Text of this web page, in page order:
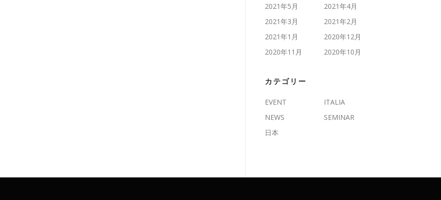
2021年5月
2021年4月
2021年3月
2021年2月
2021年1月
2020年12月
2020年11月
2020年10月
カテゴリー
EVENT
ITALIA
NEWS
SEMINAR
日本